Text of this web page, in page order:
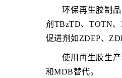
环保再生胶制
剂TBzTD、TOTN
促进剂如ZDEP、
使用再生胶生
和MDB替代。